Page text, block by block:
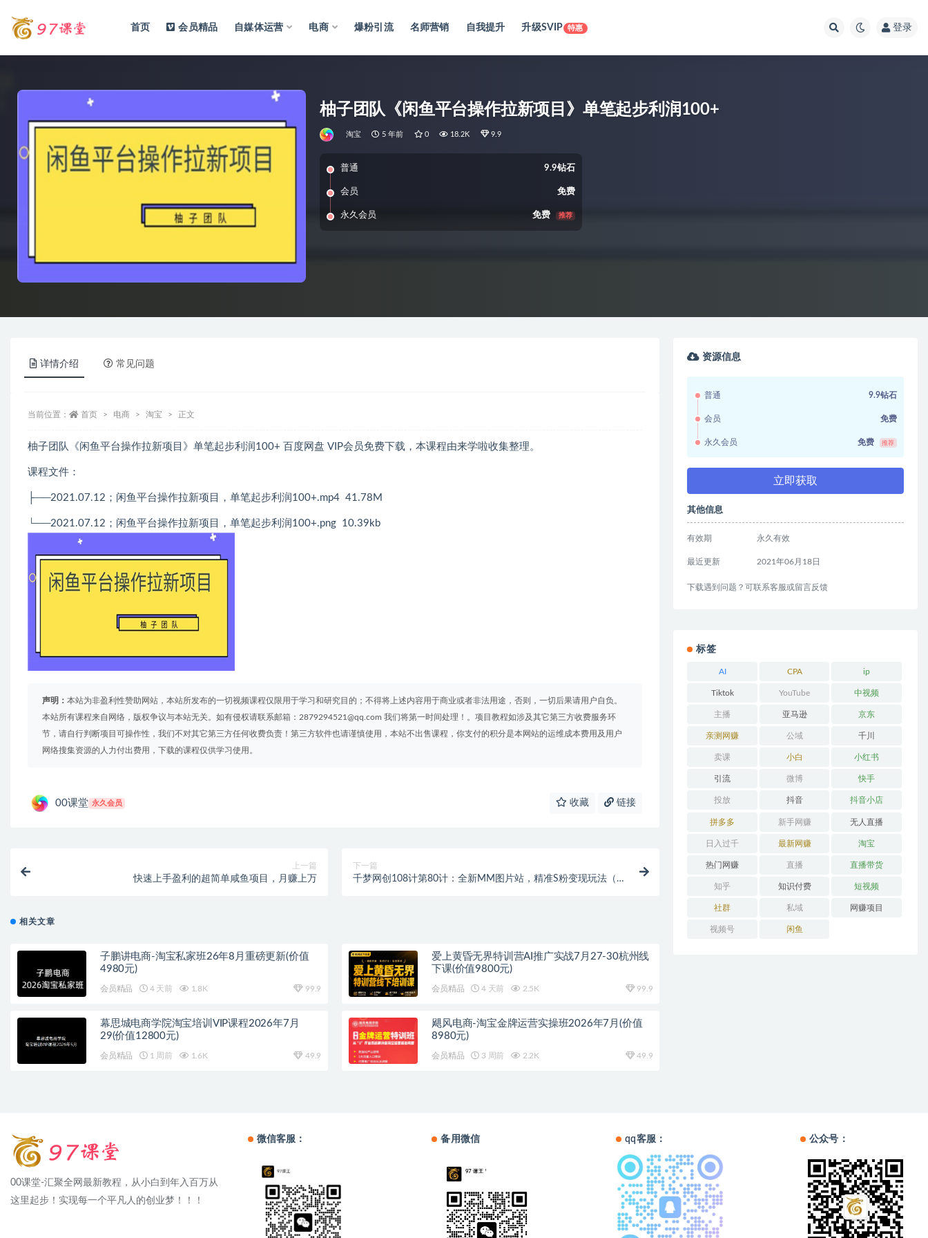
首页 会员精品 自媒体运营 电商 爆粉引流 名师营销 自我提升 升级SVIP 特惠 登录
柚子团队《闲鱼平台操作拉新项目》单笔起步利润100+
淘宝 5 年前 0 18.2K 9.9
普通 9.9钻石
会员 免费
永久会员 免费 推荐
详情介绍 常见问题
当前位置： 首页 电商 淘宝 正文
柚子团队《闲鱼平台操作拉新项目》单笔起步利润100+ 百度网盘 VIP会员免费下载，本课程由来学啦收集整理。
课程文件：
├──2021.07.12；闲鱼平台操作拉新项目，单笔起步利润100+.mp4 41.78M
└──2021.07.12；闲鱼平台操作拉新项目，单笔起步利润100+.png 10.39kb
声明： 本站为非盈利性赞助网站，本站所发布的一切视频课程仅限用于学习和研究目的；不得将上述内容用于商业或者非法用途，否则，一切后果请用户自负。
本站所有课程来自网络，版权争议与本站无关。如有侵权请联系邮箱：2879294521@qq.com 我们将第一时间处理！。项目教程如涉及其它第三方收费服务环
节，请自行判断项目可操作性，我们不对其它第三方任何收费负责！第三方软件也请谨慎使用，本站不出售课程，你支付的积分是本网站的运维成本费用及用户
网络搜集资源的人力付出费用，下载的课程仅供学习使用。
00课堂 永久会员 收藏 链接
上一篇
快速上手盈利的超简单咸鱼项目，月赚上万
下一篇
千梦网创108计第80计：全新MM图片站，精准S粉变现玩法（附
相关文章
子鹏讲电商-淘宝私家班26年8月重磅更新(价值
4980元)
会员精品 4 天前 1.8K 99.9
爱上黄昏无界特训营AI推广实战7月27-30杭州线
下课(价值9800元)
会员精品 4 天前 2.5K 99.9
幕思城电商学院淘宝培训VIP课程2026年7月
29(价值12800元)
会员精品 1 周前 1.6K 49.9
飓风电商-淘宝金牌运营实操班2026年7月(价值
8980元)
会员精品 3 周前 2.2K 49.9
资源信息
普通 9.9钻石
会员 免费
永久会员 免费 推荐
立即获取
其他信息
有效期 永久有效
最近更新 2021年06月18日
下载遇到问题？可联系客服或留言反馈
标签
AI CPA ip
Tiktok YouTube 中视频
主播 亚马逊 京东
亲测网赚 公域 千川
卖课 小白 小红书
引流 微博 快手
投放 抖音 抖音小店
拼多多 新手网赚 无人直播
日入过千 最新网赚 淘宝
热门网赚 直播 直播带货
知乎 知识付费 短视频
社群 私域 网赚项目
视频号 闲鱼
00课堂-汇聚全网最新教程，从小白到年入百万从
这里起步！实现每一个平凡人的创业梦！！！
微信客服： 备用微信 qq客服： 公众号：